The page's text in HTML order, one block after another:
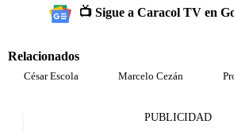
📺 Sigue a Caracol TV en
Relacionados
César Escola Marcelo Cezán
PUBLICIDAD